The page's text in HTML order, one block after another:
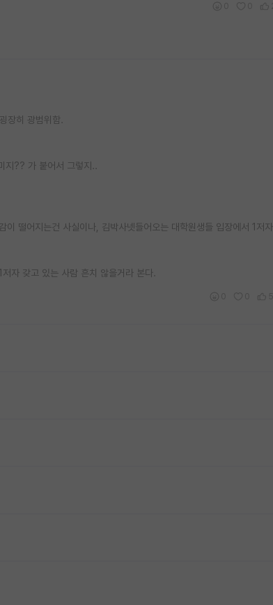
장히 광범위함.
?? 가 붙어서 그렇지..
떨어지는건 사실이나, 김박사넷들어오는 대학원생들 입장에서 1저
자 갖고 있는 사람 흔치 않을거라 본다.